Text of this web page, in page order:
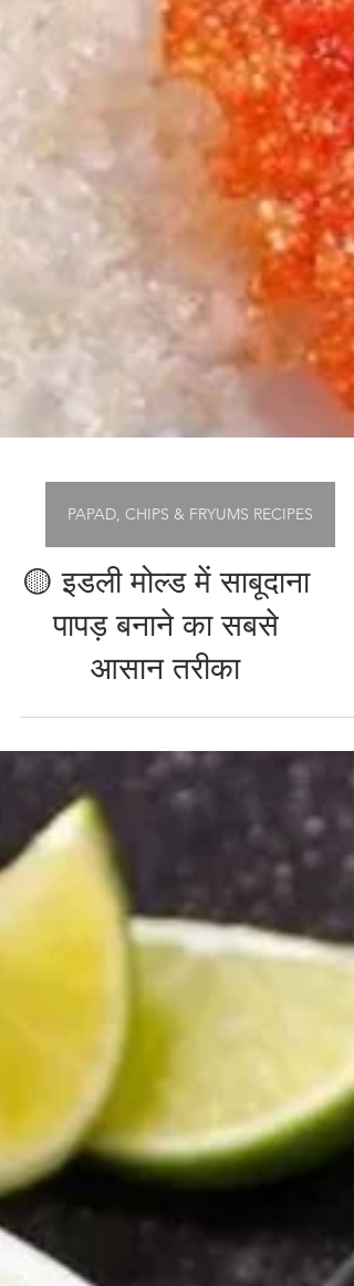
PAPAD, CHIPS & FRYUMS RECIPES
🟡 इडली मोल्ड में साबूदाना
पापड़ बनाने का सबसे
आसान तरीका